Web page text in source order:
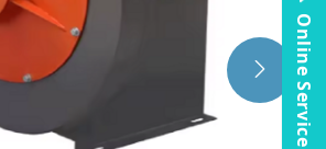
 Online Service